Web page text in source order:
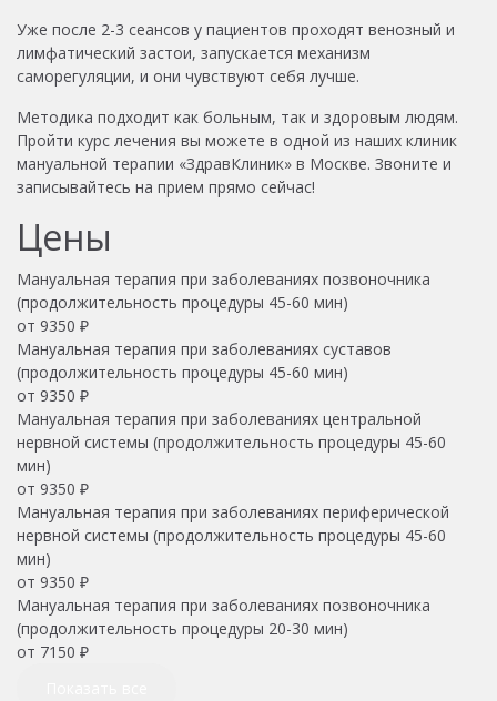
Уже после 2-3 сеансов у пациентов проходят венозный и
лимфатический застои, запускается механизм
саморегуляции, и они чувствуют себя лучше.
Методика подходит как больным, так и здоровым людям.
Пройти курс лечения вы можете в одной из наших клиник
мануальной терапии «ЗдравКлиник» в Москве. Звоните и
записывайтесь на прием прямо сейчас!
Цены
Мануальная терапия при заболеваниях позвоночника
(продолжительность процедуры 45-60 мин)
от 9350 ₽
Мануальная терапия при заболеваниях суставов
(продолжительность процедуры 45-60 мин)
от 9350 ₽
Мануальная терапия при заболеваниях центральной
нервной системы (продолжительность процедуры 45-60
мин)
от 9350 ₽
Мануальная терапия при заболеваниях периферической
нервной системы (продолжительность процедуры 45-60
мин)
от 9350 ₽
Мануальная терапия при заболеваниях позвоночника
(продолжительность процедуры 20-30 мин)
от 7150 ₽